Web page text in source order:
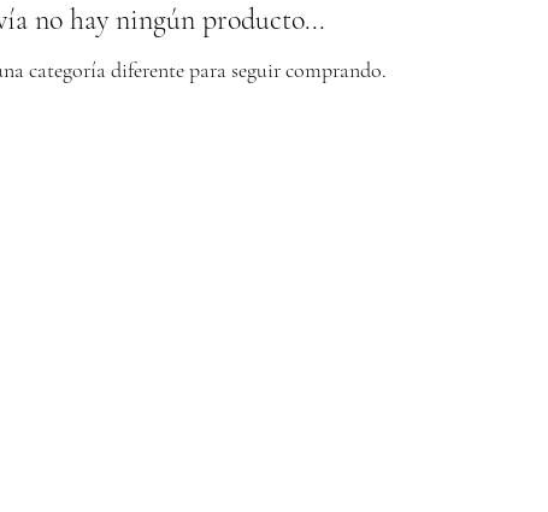
no hay ningún producto...
categoría diferente para seguir comprando.